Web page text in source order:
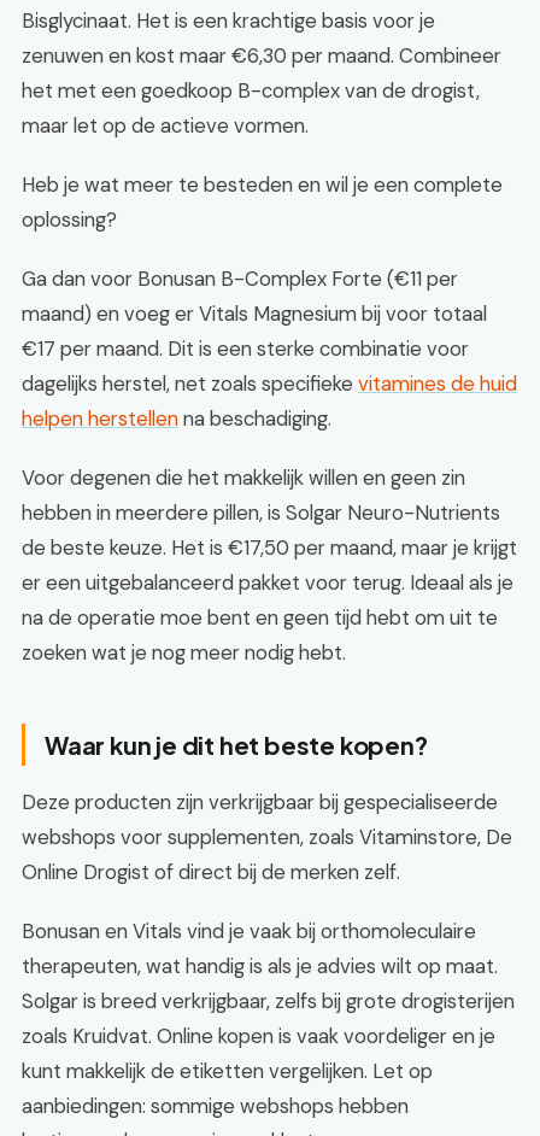
Bisglycinaat. Het is een krachtige basis voor je
zenuwen en kost maar €6,30 per maand. Combineer
het met een goedkoop B-complex van de drogist,
maar let op de actieve vormen.
Heb je wat meer te besteden en wil je een complete
oplossing?
Ga dan voor Bonusan B-Complex Forte (€11 per
maand) en voeg er Vitals Magnesium bij voor totaal
€17 per maand. Dit is een sterke combinatie voor
dagelijks herstel, net zoals specifieke vitamines de huid
helpen herstellenna beschadiging.
Voor degenen die het makkelijk willen en geen zin
hebben in meerdere pillen, is Solgar Neuro-Nutrients
de beste keuze. Het is €17,50 per maand, maar je krijgt
er een uitgebalanceerd pakket voor terug. Ideaal als je
na de operatie moe bent en geen tijd hebt om uit te
zoeken wat je nog meer nodig hebt.
Waar kun je dit het beste kopen?
Deze producten zijn verkrijgbaar bij gespecialiseerde
webshops voor supplementen, zoals Vitaminstore, De
Online Drogist of direct bij de merken zelf.
Bonusan en Vitals vind je vaak bij orthomoleculaire
therapeuten, wat handig is als je advies wilt op maat.
Solgar is breed verkrijgbaar, zelfs bij grote drogisterijen
zoals Kruidvat. Online kopen is vaak voordeliger en je
kunt makkelijk de etiketten vergelijken. Let op
aanbiedingen: sommige webshops hebben